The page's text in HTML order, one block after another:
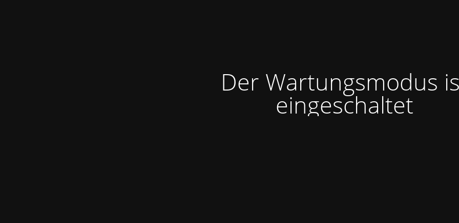
Der Wartungsmodus
eingeschaltet